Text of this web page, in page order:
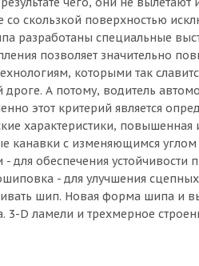
скользкой поверхностью
разработаны специальные
позволяет значительно
которыми так
А потому, водитель
этот критерий является
характеристики, повышенная
канавки с изменяющимся
для обеспечения
- для улучшения
шип. Новая форма шипа и
D ламели и трехмерное